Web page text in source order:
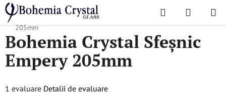
Treci
conținut
Căutare
DE
Acasă
/ Accesorii / Candelabre /
Bohemia Crystal Sfeșnic Empery
205mm
Bohemia Crystal Sfeșnic
Empery 205mm
Evaluarea
1 evaluare Detalii de evaluare